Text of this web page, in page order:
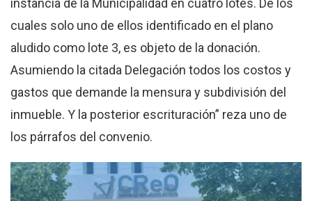
instancia de la Municipalidad en cuatro lotes. De los
cuales solo uno de ellos identificado en el plano
aludido como lote 3, es objeto de la donación.
Asumiendo la citada Delegación todos los costos y
gastos que demande la mensura y subdivisión del
inmueble. Y la posterior escrituración” reza uno de
los párrafos del convenio.